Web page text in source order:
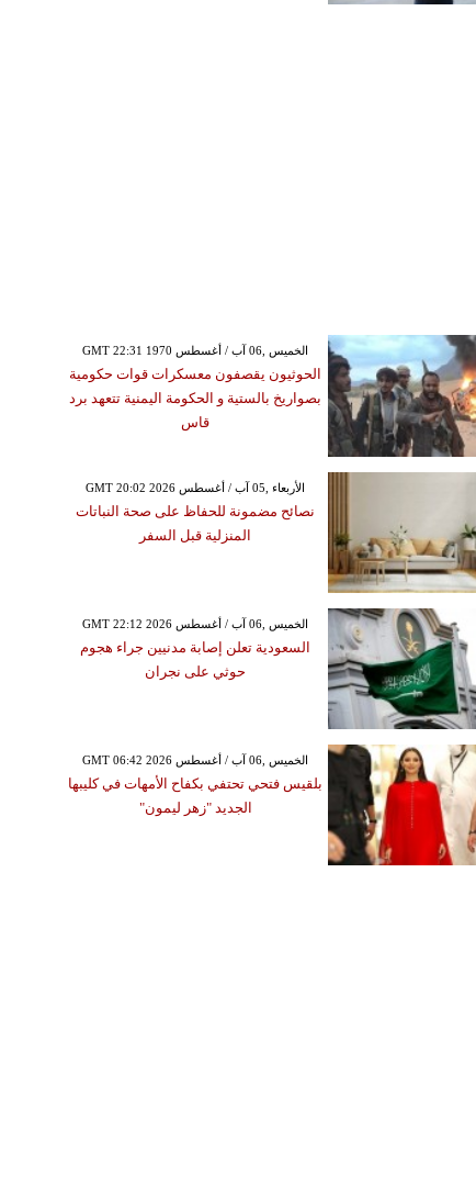
GMT 22:31 1970 الخميس ,06 آب / أغسطس
الحوثيون يقصفون معسكرات قوات حكومية
بصواريخ بالستية و الحكومة اليمنية تتعهد برد
قاس
GMT 20:02 2026 الأربعاء ,05 آب / أغسطس
نصائح مضمونة للحفاظ على صحة النباتات
المنزلية قبل السفر
GMT 22:12 2026 الخميس ,06 آب / أغسطس
السعودية تعلن إصابة مدنيين جراء هجوم
حوثي على نجران
GMT 06:42 2026 الخميس ,06 آب / أغسطس
بلقيس فتحي تحتفي بكفاح الأمهات في كليبها
الجديد "زهر ليمون"